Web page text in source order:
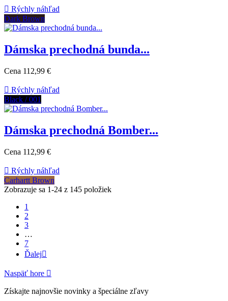
 Rýchly náhľad
Dark Brown
Dámska prechodná bunda...
Cena 112,99 €
 Rýchly náhľad
Black / 001
Dámska prechodná Bomber...
Cena 112,99 €
 Rýchly náhľad
Carhartt Brown
Zobrazuje sa 1-24 z 145 položiek
1
2
3
…
7
Ďalej
Naspäť hore 
Získajte najnovšie novinky a špeciálne zľavy